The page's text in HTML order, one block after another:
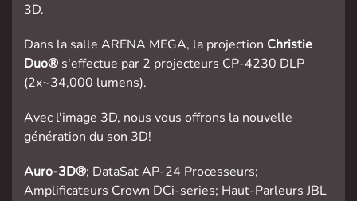
3D.
Dans la salle ARENA MEGA, la projection Christie
Duo® s'effectue par 2 projecteurs CP-4230 DLP
(2x~34,000 lumens).
Avec l'image 3D, nous vous offrons la nouvelle
génération du son 3D!
Auro-3D®; DataSat AP-24 Processeurs;
Amplificateurs Crown DCi-series; Haut-Parleurs JBL